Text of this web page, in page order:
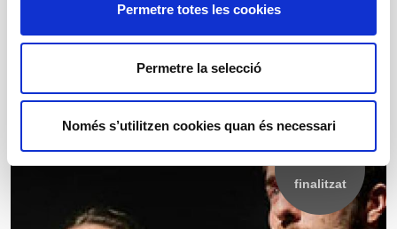
Permetre totes les cookies
Permetre la selecció
Només s’utilitzen cookies quan és necessari
+ Informació Comprar
Espectacle
finalitzat